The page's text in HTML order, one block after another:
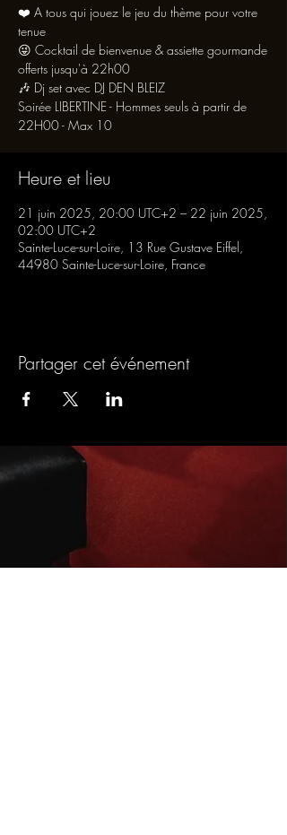
❤️ A tous qui jouez le jeu du thème pour votre
tenue
😜 Cocktail de bienvenue & assiette gourmande
offerts jusqu'à 22h00
🎶 Dj set avec DJ DEN BLEIZ
Soirée LIBERTINE - Hommes seuls à partir de
22H00 - Max 10
Heure et lieu
21 juin 2025, 20:00 UTC+2 – 22 juin 2025,
02:00 UTC+2
Sainte-Luce-sur-Loire, 13 Rue Gustave Eiffel,
44980 Sainte-Luce-sur-Loire, France
Partager cet événement